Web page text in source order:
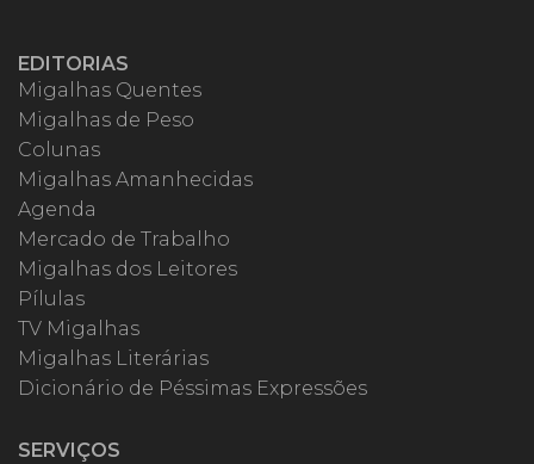
EDITORIAS
Migalhas Quentes
Migalhas de Peso
Colunas
Migalhas Amanhecidas
Agenda
Mercado de Trabalho
Migalhas dos Leitores
Pílulas
TV Migalhas
Migalhas Literárias
Dicionário de Péssimas Expressões
SERVIÇOS